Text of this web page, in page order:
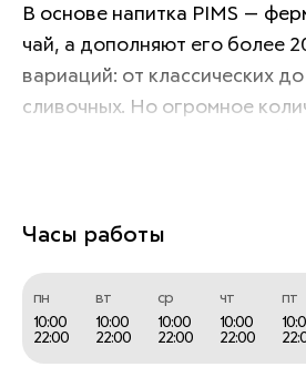
В основе напитка PIMS —
чай, а дополняют его более
вариаций: от классических
сливочных. Но огромное
достоинство PIMS.
что отличает PIMS от
PIMS - идеальная формула в
Часы работы
пн
10:00
22:00
вт
10:00
22:00
ср
10:00
22:00
чт
10:00
22:00
пт